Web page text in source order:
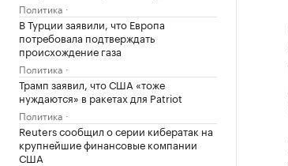
Политика
В Турции заявили, что Европа
потребовала подтверждать
происхождение газа
Политика
Трамп заявил, что США «тоже
нуждаются» в ракетах для Patriot
Политика
Reuters сообщил о серии кибератак на
крупнейшие финансовые компании
США